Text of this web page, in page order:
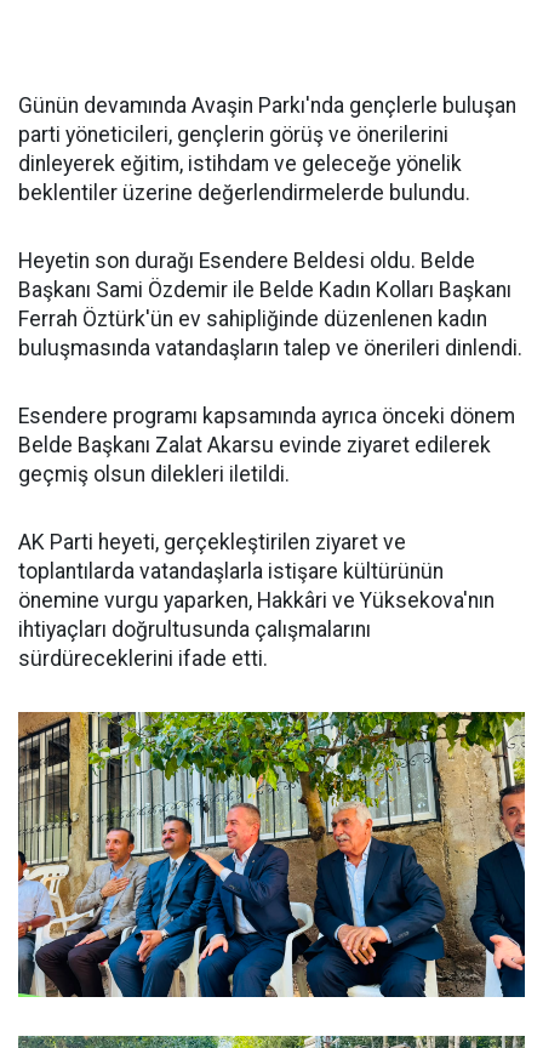
Günün devamında Avaşin Parkı'nda gençlerle buluşan
parti yöneticileri, gençlerin görüş ve önerilerini
dinleyerek eğitim, istihdam ve geleceğe yönelik
beklentiler üzerine değerlendirmelerde bulundu.
Heyetin son durağı Esendere Beldesi oldu. Belde
Başkanı Sami Özdemir ile Belde Kadın Kolları Başkanı
Ferrah Öztürk'ün ev sahipliğinde düzenlenen kadın
buluşmasında vatandaşların talep ve önerileri dinlendi.
Esendere programı kapsamında ayrıca önceki dönem
Belde Başkanı Zalat Akarsu evinde ziyaret edilerek
geçmiş olsun dilekleri iletildi.
AK Parti heyeti, gerçekleştirilen ziyaret ve
toplantılarda vatandaşlarla istişare kültürünün
önemine vurgu yaparken, Hakkâri ve Yüksekova'nın
ihtiyaçları doğrultusunda çalışmalarını
sürdüreceklerini ifade etti.